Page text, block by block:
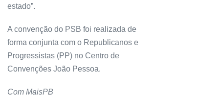
estado”.
A convenção do PSB foi realizada de
forma conjunta com o Republicanos e
Progressistas (PP) no Centro de
Convenções João Pessoa.
Com MaisPB